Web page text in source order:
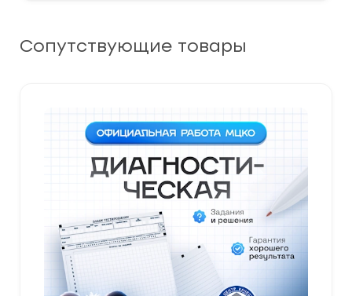
Сопутствующие товары